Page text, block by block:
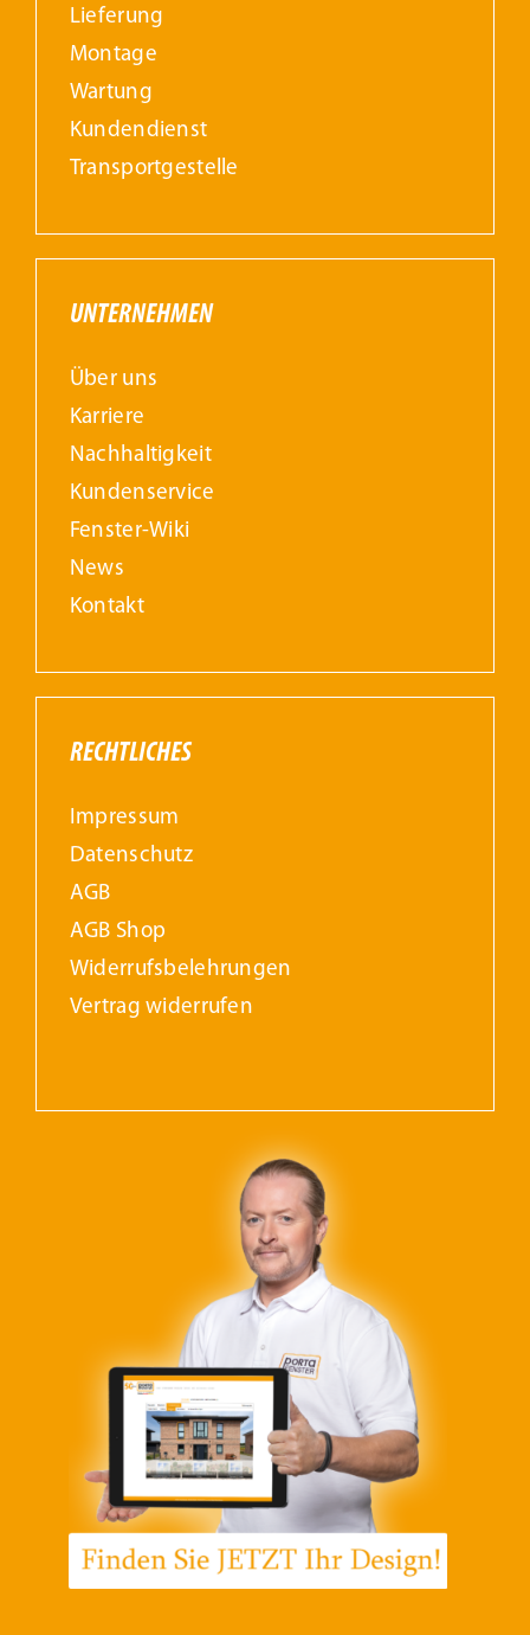
Lieferung
Montage
Wartung
Kundendienst
Transportgestelle
UNTERNEHMEN
Über uns
Karriere
Nachhaltigkeit
Kundenservice
Fenster-Wiki
News
Kontakt
RECHTLICHES
Impressum
Datenschutz
AGB
AGB Shop
Widerrufs­belehrungen
Vertrag widerrufen